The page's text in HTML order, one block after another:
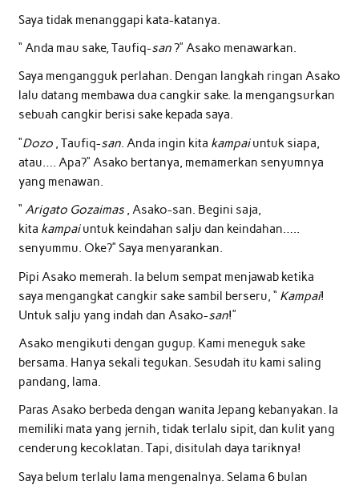
Saya tidak menanggapi kata-katanya.
“ Anda mau sake, Taufiq-san?” Asako menawarkan.
Saya mengangguk perlahan. Dengan langkah ringan Asako
lalu datang membawa dua cangkir sake. Ia mengangsurkan
sebuah cangkir berisi sake kepada saya.
“Dozo , Taufiq-san. Anda ingin kita kampaiuntuk siapa,
atau…. Apa?” Asako bertanya, memamerkan senyumnya
yang menawan.
“ Arigato Gozaimas , Asako-san. Begini saja,
kita kampaiuntuk keindahan salju dan keindahan…..
senyummu. Oke?” Saya menyarankan.
Pipi Asako memerah. Ia belum sempat menjawab ketika
saya mengangkat cangkir sake sambil berseru, “ Kampai!
Untuk salju yang indah dan Asako-san!”
Asako mengikuti dengan gugup. Kami meneguk sake
bersama. Hanya sekali tegukan. Sesudah itu kami saling
pandang, lama.
Paras Asako berbeda dengan wanita Jepang kebanyakan. Ia
memiliki mata yang jernih, tidak terlalu sipit, dan kulit yang
cenderung kecoklatan. Tapi, disitulah daya tariknya!
Saya belum terlalu lama mengenalnya. Selama 6 bulan